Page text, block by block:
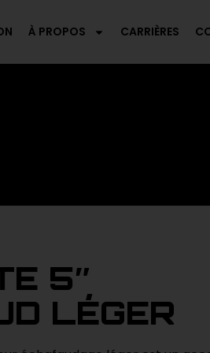
À PROPOS CARRIÈRES
5″
LÉGER